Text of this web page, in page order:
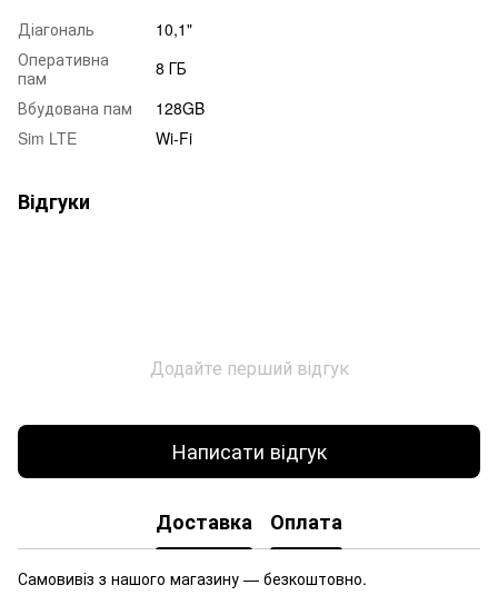
Діагональ
10,1"
Оперативна
пам
8 ГБ
Вбудована пам
128GB
Sim LTE
Wi-Fi
Відгуки
Додайте перший відгук
Написати відгук
Доставка Оплата
Самовивіз з нашого магазину — безкоштовно.